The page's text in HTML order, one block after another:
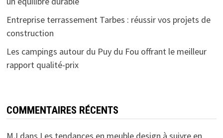
Entreprise terrassement Tarbes : réussir vos projets de
construction
Les campings autour du Puy du Fou offrant le meilleur
rapport qualité-prix
COMMENTAIRES RÉCENTS